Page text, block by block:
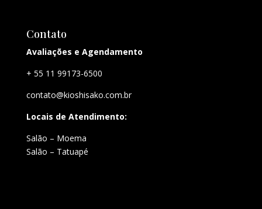
Contato
Avaliações e Agendamento
+ 55 11 99173-6500
contato@kioshisako.com.br
Locais de Atendimento:
Salão – Moema
Salão – Tatuapé